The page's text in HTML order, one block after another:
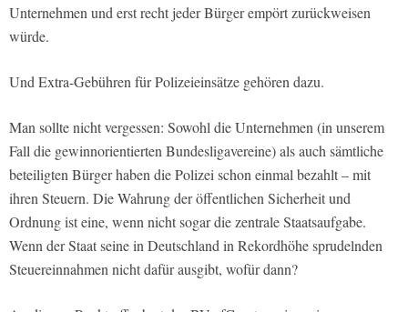
Unternehmen und erst recht jeder Bürger empört zurückweisen
würde.
Und Extra-Gebühren für Polizeieinsätze gehören dazu.
Man sollte nicht vergessen: Sowohl die Unternehmen (in unserem
Fall die gewinnorientierten Bundesligavereine) als auch sämtliche
beteiligten Bürger haben die Polizei schon einmal bezahlt – mit
ihren Steuern. Die Wahrung der öffentlichen Sicherheit und
Ordnung ist eine, wenn nicht sogar die zentrale Staatsaufgabe.
Wenn der Staat seine in Deutschland in Rekordhöhe sprudelnden
Steuereinnahmen nicht dafür ausgibt, wofür dann?